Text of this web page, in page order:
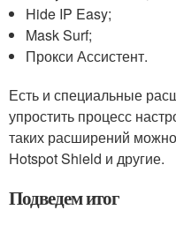
Hide IP Easy;
Mask Surf;
Прокси Ассистент.
Есть и специальные
упростить процесс
таких расширений
Hotspot Shield и другие.
Подведем итог